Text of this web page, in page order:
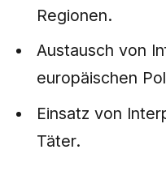
Regionen.
Austausch von
europäischen
Einsatz von
Täter.